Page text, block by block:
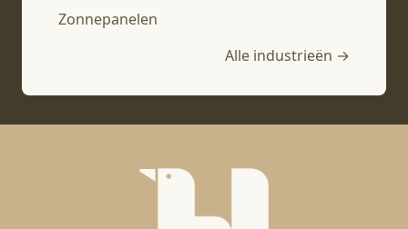
Zonnepanelen
Alle industrieën →